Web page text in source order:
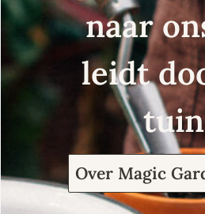
naar
leidt
Over Magic